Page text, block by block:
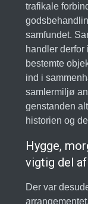
trafikale
samfundet.
handler
bestemte
ind i
samlermiljø
genstanden
historien og
Hygge,
vigtig del
Der var